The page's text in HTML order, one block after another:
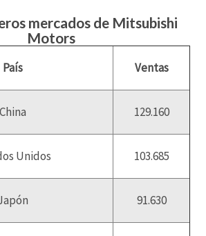
mercados de Mitsubishi
Motors
País Ventas
China 129.160
Unidos 103.685
91.630